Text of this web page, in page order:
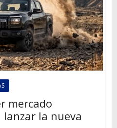
mercado
la nueva